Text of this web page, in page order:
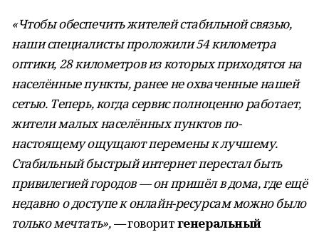
«Чтобы обеспечить жителей стабильной связью,
наши специалисты проложили 54 километра
оптики, 28 километров из которых приходятся на
населённые пункты, ранее не охваченные нашей
сетью. Теперь, когда сервис полноценно работает,
жители малых населённых пунктов по-
настоящему ощущают перемены к лучшему.
Стабильный быстрый интернет перестал быть
привилегией городов — он пришёл в дома, где ещё
недавно о доступе к онлайн-ресурсам можно было
только мечтать», —говоритгенеральный